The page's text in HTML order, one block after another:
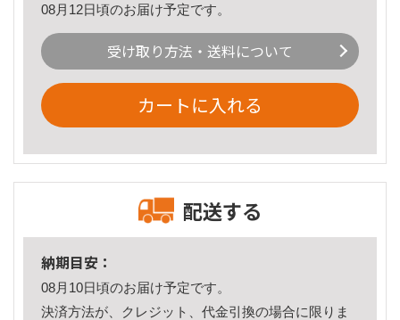
08月12日頃のお届け予定です。
受け取り方法・送料について
カートに入れる
配送する
納期目安：
08月10日頃のお届け予定です。
決済方法が、クレジット、代金引換の場合に限りま